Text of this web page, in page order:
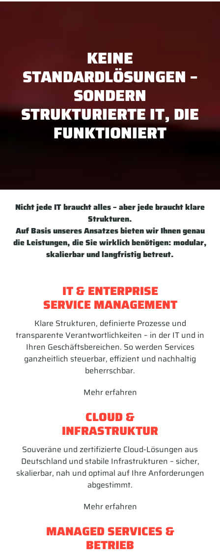
KEINE
STANDARDLÖSUNGEN –
SONDERN
STRUKTURIERTE IT, DIE
FUNKTIONIERT
Nicht jede IT braucht alles – aber jede braucht klare
Strukturen.
Auf Basis unseres Ansatzes bieten wir Ihnen genau
die Leistungen, die Sie wirklich benötigen: modular,
skalierbar und langfristig betreut.
IT & ENTERPRISE
SERVICE MANAGEMENT
Klare Strukturen, definierte Prozesse und
transparente Verantwortlichkeiten – in der IT und in
Ihren Geschäftsbereichen. So werden Services
ganzheitlich steuerbar, effizient und nachhaltig
beherrschbar.
Mehr erfahren
CLOUD &
INFRASTRUKTUR
Souveräne und zertifizierte Cloud-Lösungen aus
Deutschland und stabile Infrastrukturen – sicher,
skalierbar, nah und optimal auf Ihre Anforderungen
abgestimmt.
Mehr erfahren
MANAGED SERVICES &
BETRIEB